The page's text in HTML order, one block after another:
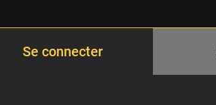
Se connecter